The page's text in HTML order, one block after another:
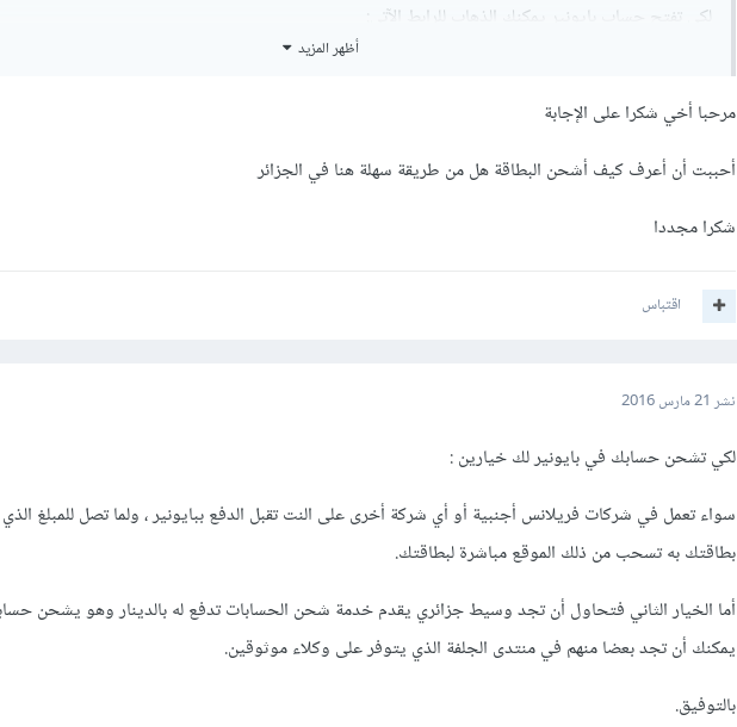
لكي تفتح حساب بايونير يمكنك الذهاب للرابط الآتي:
اتبع التعليمات وقم بملء كل البيانات، ورجاءا قم بإعطاء معلومات حقيقية
بعدها قم بتفعيل حسابك عن طريق الإيميل، وانتظر حوالي 20 يوم لكي يرسلوا لك بطاقة ماستر كارد
عندما تصلك البطاقة لمنزلك ستكون مرفقة بورقة بيانات قم باتباعها لكي تفعل البطاقة، ومبروك عليك حساب
أظهر المزيد
مرحبا أخي شكرا على الإجابة
أحببت أن أعرف كيف أشحن البطاقة هل من طريقة سهلة هنا في الجزائر
شكرا مجددا
اقتباس
نشر 21 مارس 2016
لكي تشحن حسابك في بايونير لك خيارين :
سواء تعمل في شركات فريلانس أجنبية أو أي شركة أخرى على النت تقبل الدفع ببايونير ، ولما تصل للمبلغ
بطاقتك به تسحب من ذلك الموقع مباشرة لبطاقتك.
أما الخيار الثاني فتحاول أن تجد وسيط جزائري يقدم خدمة شحن الحسابات تدفع له بالدينار وهو يشحن
يمكنك أن تجد بعضا منهم في منتدى الجلفة الذي يتوفر على وكلاء موثوقين.
بالتوفيق.